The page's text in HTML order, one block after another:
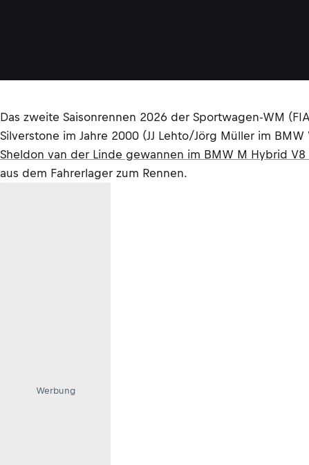
Das zweite Saisonrennen 2026 der Sportwagen-WM
Silverstone im Jahre 2000 (JJ Lehto/Jörg Müller im
Sheldon van der Linde gewannen im BMW M Hybrid
aus dem Fahrerlager zum Rennen.
Werbung